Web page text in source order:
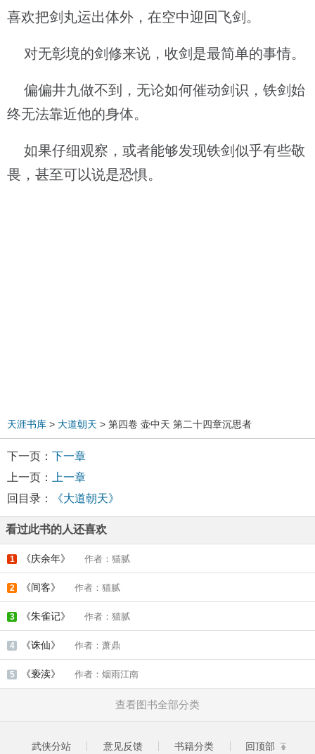
喜欢把剑丸运出体外，在空中迎回飞剑。
对无彰境的剑修来说，收剑是最简单的事情。
偏偏井九做不到，无论如何催动剑识，铁剑始
终无法靠近他的身体。
如果仔细观察，或者能够发现铁剑似乎有些敬
畏，甚至可以说是恐惧。
天涯书库 > 大道朝天 > 第四卷 壶中天 第二十四章沉思者
下一页： 下一章
上一页：
上一章
回目录：
《大道朝天》
看过此书的人还喜欢
1 《庆余年》 作者：猫腻
2 《间客》 作者：猫腻
3 《朱雀记》 作者：猫腻
4 《诛仙》 作者：萧鼎
5 《亵渎》 作者：烟雨江南
查看图书全部分类
武侠分站 意见反馈 书籍分类 回顶部